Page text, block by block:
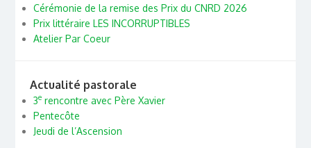
Cérémonie de la remise des Prix du CNRD 2026
Prix littéraire LES INCORRUPTIBLES
Atelier Par Coeur
Actualité pastorale
3erencontre avec Père Xavier
Pentecôte
Jeudi de l’Ascension